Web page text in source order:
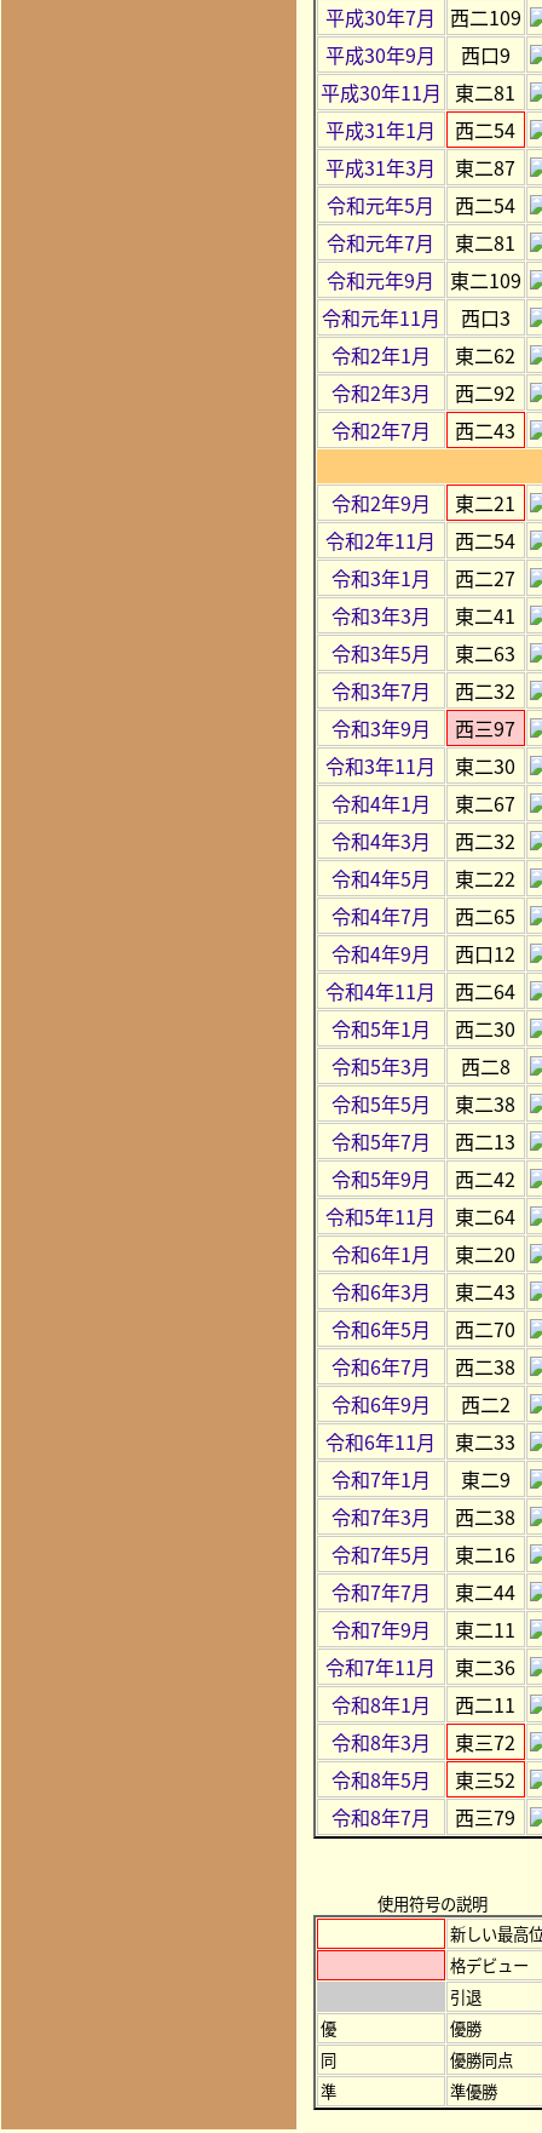
平成30年7月
西二109
平成30年9月
西口9
平成30年11月 東二81
平成31年1月
西二54
平成31年3月
東二87
令和元年5月
西二54
令和元年7月
東二81
令和元年9月
東二109
令和元年11月
西口3
令和2年1月
東二62
令和2年3月
西二92
令和2年7月
西二43
令和2年9月
東二21
令和2年11月
西二54
令和3年1月
西二27
令和3年3月
東二41
令和3年5月
東二63
令和3年7月
西二32
令和3年9月
西三97
令和3年11月
東二30
令和4年1月
東二67
令和4年3月
西二32
令和4年5月
東二22
令和4年7月
西二65
令和4年9月
西口12
令和4年11月
西二64
令和5年1月
西二30
令和5年3月
西二8
令和5年5月
東二38
令和5年7月
西二13
令和5年9月
西二42
令和5年11月
東二64
令和6年1月
東二20
令和6年3月
東二43
令和6年5月
西二70
令和6年7月
西二38
令和6年9月
西二2
令和6年11月
東二33
令和7年1月
東二9
令和7年3月
西二38
令和7年5月
東二16
令和7年7月
東二44
令和7年9月
東二11
令和7年11月
東二36
令和8年1月
西二11
令和8年3月
東三72
令和8年5月
東三52
令和8年7月
西三79
使用符号の説明
新しい最高
格デビュー
引退
優
優勝
同
優勝同点
準
準優勝